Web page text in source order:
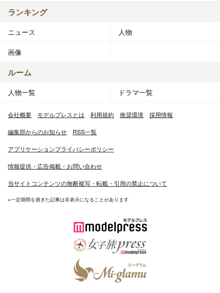
ランキング
ニュース 人物
画像
ルーム
人物一覧 ドラマ一覧
会社概要 モデルプレスとは 利用規約 推奨環境 採用情報
編集部からのお知らせ RSS一覧
アプリケーションプライバシーポリシー
情報提供・広告掲載・お問い合わせ
当サイトコンテンツの無断複写・転載・引用の禁止について
※一定期間を過ぎた記事は非表示になることがあります